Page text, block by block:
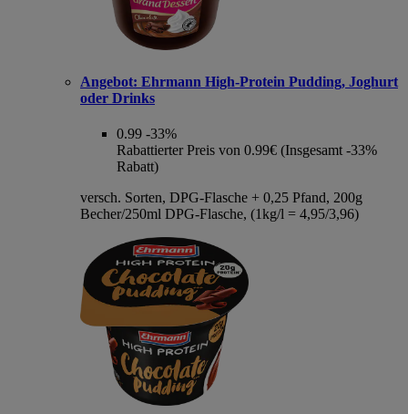
Angebot: Ehrmann High-Protein Pudding, Joghurt
oder Drinks
0.99 -33%
Rabattierter Preis von 0.99€ (Insgesamt -33%
Rabatt)
versch. Sorten, DPG-Flasche + 0,25 Pfand, 200g
Becher/250ml DPG-Flasche, (1kg/l = 4,95/3,96)